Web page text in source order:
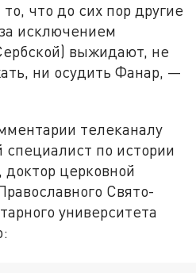
что до сих пор другие
исключением
выжидают, не
ни осудить Фанар, —
телеканалу
по истории
доктор церковной
Свято-
университета